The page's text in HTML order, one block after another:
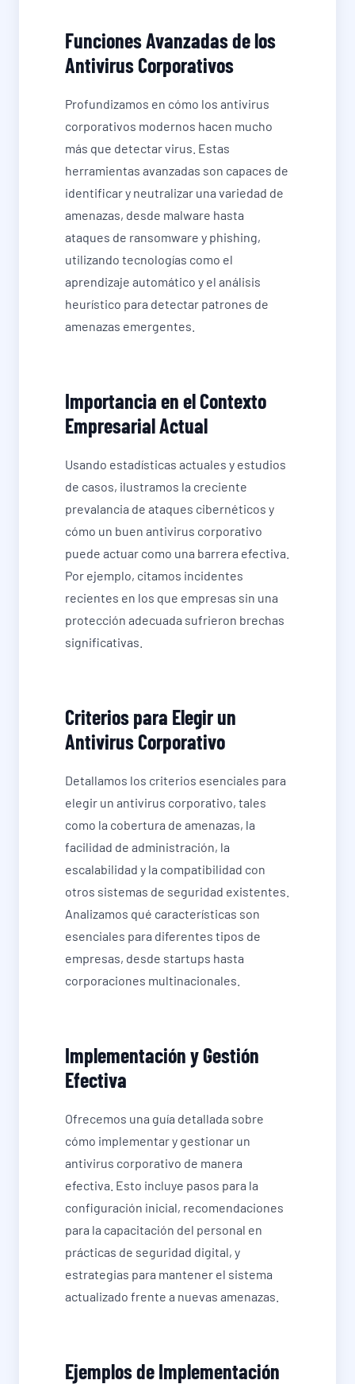
Funciones Avanzadas de los
Antivirus Corporativos
Profundizamos en cómo los antivirus
corporativos modernos hacen mucho
más que detectar virus. Estas
herramientas avanzadas son capaces de
identificar y neutralizar una variedad de
amenazas, desde malware hasta
ataques de ransomware y phishing,
utilizando tecnologías como el
aprendizaje automático y el análisis
heurístico para detectar patrones de
amenazas emergentes.
Importancia en el Contexto
Empresarial Actual
Usando estadísticas actuales y estudios
de casos, ilustramos la creciente
prevalancia de ataques cibernéticos y
cómo un buen antivirus corporativo
puede actuar como una barrera efectiva.
Por ejemplo, citamos incidentes
recientes en los que empresas sin una
protección adecuada sufrieron brechas
significativas.
Criterios para Elegir un
Antivirus Corporativo
Detallamos los criterios esenciales para
elegir un antivirus corporativo, tales
como la cobertura de amenazas, la
facilidad de administración, la
escalabilidad y la compatibilidad con
otros sistemas de seguridad existentes.
Analizamos qué características son
esenciales para diferentes tipos de
empresas, desde startups hasta
corporaciones multinacionales.
Implementación y Gestión
Efectiva
Ofrecemos una guía detallada sobre
cómo implementar y gestionar un
antivirus corporativo de manera
efectiva. Esto incluye pasos para la
configuración inicial, recomendaciones
para la capacitación del personal en
prácticas de seguridad digital, y
estrategias para mantener el sistema
actualizado frente a nuevas amenazas.
Ejemplos de Implementación